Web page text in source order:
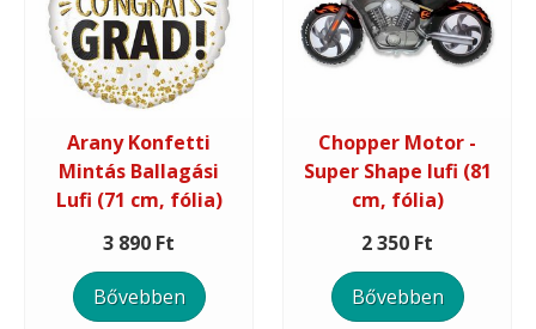
Arany Konfetti
Mintás Ballagási
Lufi (71 cm, fólia)
3 890 Ft
Bővebben
Chopper Motor -
Super Shape lufi (81
cm, fólia)
2 350 Ft
Bővebben